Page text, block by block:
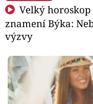
Velký
znamení Býka:
výzvy